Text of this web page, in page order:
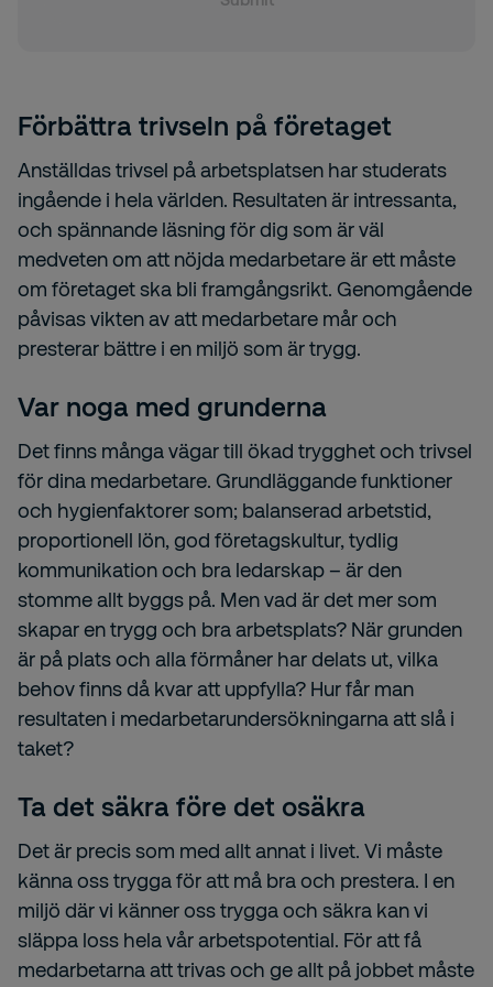
Förbättra trivseln på företaget
Anställdas trivsel på arbetsplatsen har studerats
ingående i hela världen. Resultaten är intressanta,
och spännande läsning för dig som är väl
medveten om att nöjda medarbetare är ett måste
om företaget ska bli framgångsrikt. Genomgående
påvisas vikten av att medarbetare mår och
presterar bättre i en miljö som är trygg.
Var noga med grunderna
Det finns många vägar till ökad trygghet och trivsel
för dina medarbetare. Grundläggande funktioner
och hygienfaktorer som; balanserad arbetstid,
proportionell lön, god företagskultur, tydlig
kommunikation och bra ledarskap – är den
stomme allt byggs på. Men vad är det mer som
skapar entrygg och bra arbetsplats? När grunden
är på plats och alla förmåner har delats ut, vilka
behov finns då kvar att uppfylla? Hur får man
resultaten i medarbetarundersökningarna att slå i
taket?
Ta det säkra före det osäkra
Det är precis som med allt annat i livet. Vi måste
känna osstryggaför att må bra och prestera. I en
miljö där vi känner osstrygga och säkra kan vi
släppa loss hela vår arbetspotential. För att få
medarbetarna att trivas och ge allt på jobbet måste